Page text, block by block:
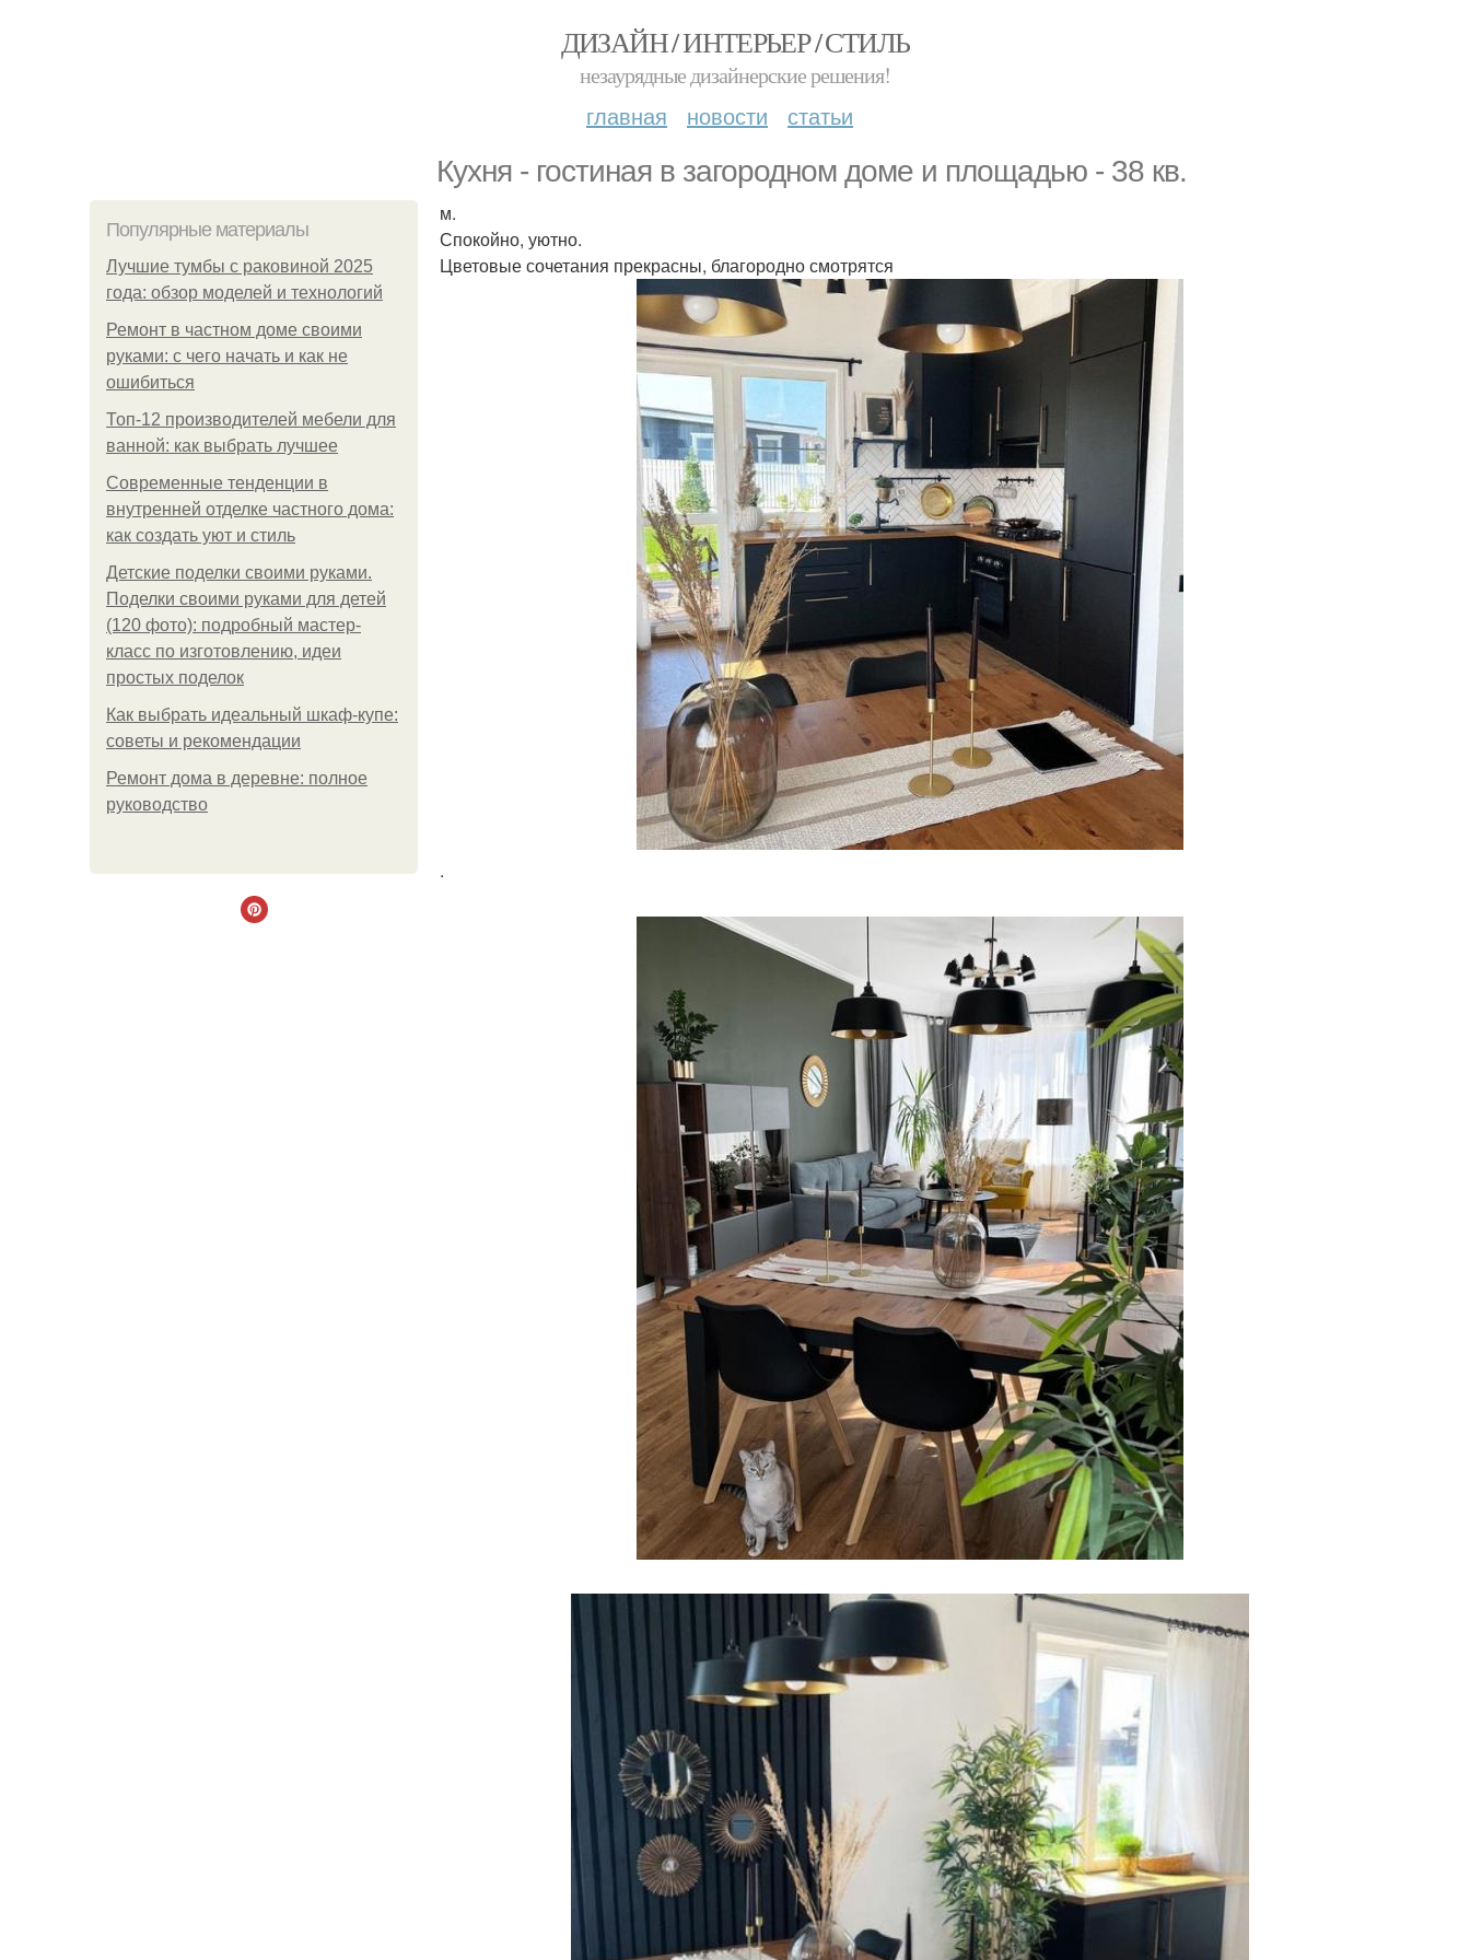
ДИЗАЙН / ИНТЕРЬЕР / СТИЛЬ
незаурядные дизайнерские решения!
главная новости статьи
Кухня - гостиная в загородном доме и площадью - 38 кв.
Популярные материалы
Лучшие тумбы с раковиной 2025
года: обзор моделей и технологий
Ремонт в частном доме своими
руками: с чего начать и как не
ошибиться
Топ-12 производителей мебели для
ванной: как выбрать лучшее
Современные тенденции в
внутренней отделке частного дома:
как создать уют и стиль
Детские поделки своими руками.
Поделки своими руками для детей
(120 фото): подробный мастер-
класс по изготовлению, идеи
простых поделок
Как выбрать идеальный шкаф-купе:
советы и рекомендации
Ремонт дома в деревне: полное
руководство
м.
Спокойно, уютно.
Цветовые сочетания прекрасны, благородно смотрятся
.